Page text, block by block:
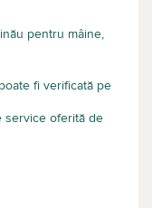
pentru mâine,
fi verificată pe
service oferită de